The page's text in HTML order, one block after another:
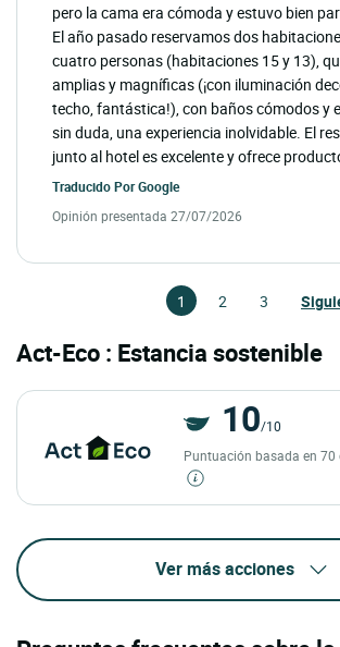
pero la cama era cómoda y estuvo bien
El año pasado reservamos dos
cuatro personas (habitaciones 15 y 13),
amplias y magníficas (¡con iluminación
techo, fantástica!), con baños cómodos y
sin duda, una experiencia inolvidable. El
junto al hotel es excelente y ofrece
Traducido PorGoogle
Opinión presentada 27/07/2026
1 2 3
Act-Eco : Estancia sostenible
10/10
Puntuación basada en 70
Ver más acciones